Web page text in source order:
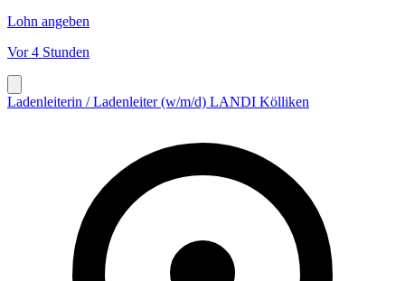
Lohn angeben
Vor 4 Stunden
Ladenleiterin / Ladenleiter (w/m/d) LANDI Kölliken